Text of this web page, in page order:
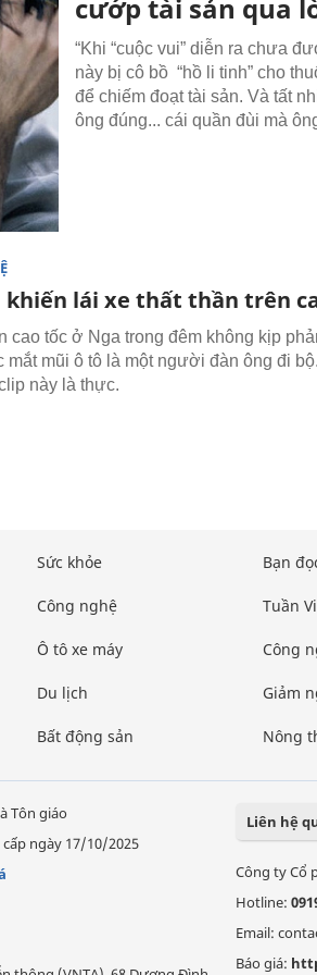
cướp tài sản qua
“Khi “cuộc vui” diễn ra chưa
này bị cô bồ “hồ li tinh” cho
để chiếm đoạt tài sản. Và tất
ông đúng... cái quần đùi mà
khiến lái xe thất thần trên
cao tốc ở Nga trong đêm không kịp
mắt mũi ô tô là một người đàn ông đi
này là thực.
Sức khỏe
Công nghệ
Ô tô xe máy
Du lịch
Bất động sản
Bạn
Tuần
Công
Giảm
Nông
Tôn giáo
cấp ngày 17/10/2025
Liên hệ
Công ty Cổ
Hotline:
Email:
Báo giá: